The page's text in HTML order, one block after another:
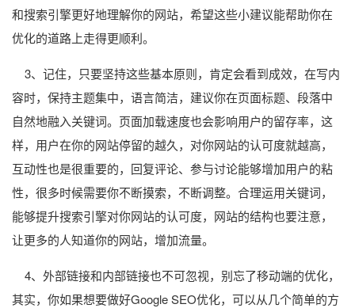
和搜索引擎更好地理解你的网站，希望这些小建议能帮助你在
优化的道路上走得更顺利。
3、记住，只要坚持这些基本原则，肯定会看到成效，在写内
容时，保持主题集中，语言简洁，建议你在页面标题、段落中
自然地融入关键词。页面加载速度也会影响用户的留存率，这
样，用户在你的网站停留的越久，对你网站的认可度就越高，
互动性也是很重要的，回复评论、参与讨论能够增加用户的粘
性，很多时候需要你不断摸索，不断调整。合理运用关键词，
能够提升搜索引擎对你网站的认可度，网站的结构也要注意，
让更多的人知道你的网站，增加流量。
4、外部链接和内部链接也不可忽视，别忘了移动端的优化，
其实，你如果想要做好Google SEO优化，可以从几个简单的方